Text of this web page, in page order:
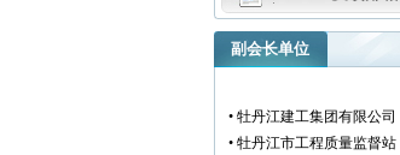
副会长单位
• 牡丹江建工集团有限公司
• 牡丹江市工程质量监督站